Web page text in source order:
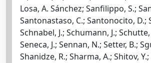
Losa, A. Sánchez; Sanfilippo, S.;
Santonastaso, C.; Santonocito, D.;
Schnabel, J.; Schumann, J.;
Seneca, J.; Sennan, N.; Setter, B.;
Shanidze, R.; Sharma, A.; Shitov,